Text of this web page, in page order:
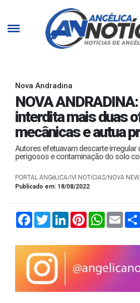
Nova Andradina
NOVA
interdita mais duas
mecânicas e autua
Autores efetuavam descarte irregular
perigosos e contaminação do solo
PORTAL ANGéLICA/IVI NOTíCIAS/NOVA
Publicado em: 18/08/2022
FacebookTwitterLinkedInPinterest